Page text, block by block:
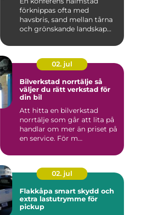
förknippas ofta med
havsbris, sand mellan tårna
och grönskande landskap
02. jul
Bilverkstad norrtälje så
väljer du rätt verkstad för
din bil
Att hitta en bilverkstad
norrtälje som går att lita på
handlar om mer än priset på
en service. För m...
02. jul
Flakkåpa smart skydd och
extra lastutrymme för
pickup